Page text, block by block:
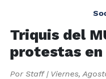
Triquis del
protestas en
Por Staff| Viernes,